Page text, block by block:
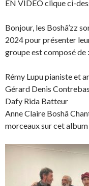
EN VIDEO clique ci-
Bonjour, les Boshâ’zz
2024 pour présenter
groupe est composé de :
Rémy Lupu pianiste et
Gérard Denis
Dafy Rida Batteur
Anne Claire Boshâ
morceaux sur cet